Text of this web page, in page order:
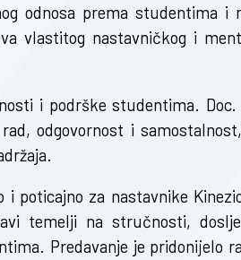
odnosa prema studentima i
vlastitog nastavničkog i
i podrške studentima.
odgovornost i
poticajno za nastavnike
temelji na stručnosti,
Predavanje je pridonijelo